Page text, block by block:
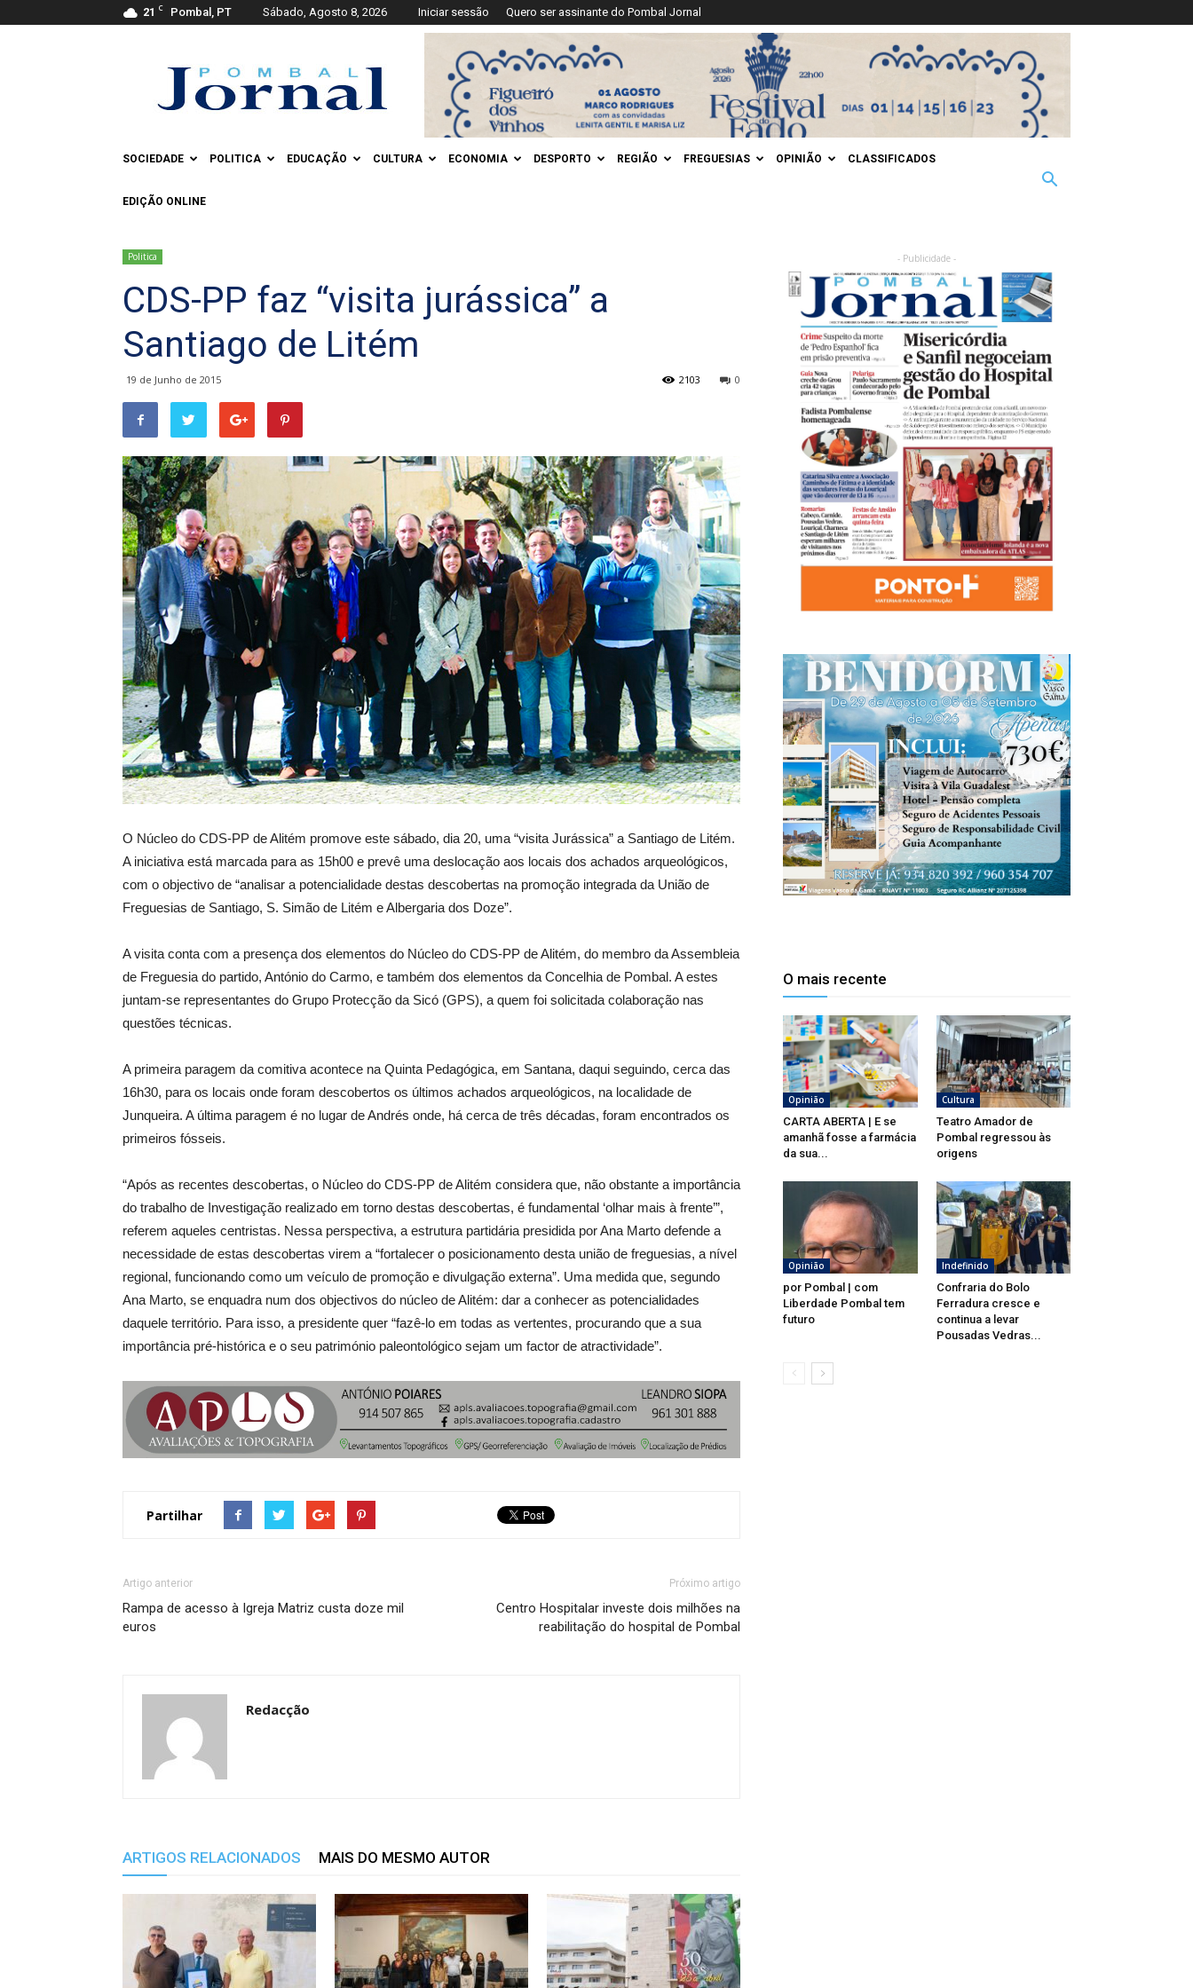
21 C Pombal, PT Sábado, Agosto 8, 2026 Iniciar sessão Quero ser assinante do Pombal Jornal
Jornal
SOCIEDADE POLITICA EDUCAÇÃO CULTURA ECONOMIA DESPORTO REGIÃO FREGUESIAS OPINIÃO CLASSIFICADOS
EDIÇÃO ONLINE
Politica
CDS-PP faz “visita jurássica” a
Santiago de Litém
19 de Junho de 2015 0
2103
O Núcleo do CDS-PP de Alitém promove este sábado, dia 20, uma “visita Jurássica” a Santiago de Litém.
A iniciativa está marcada para as 15h00 e prevê uma deslocação aos locais dos achados arqueológicos,
com o objectivo de “analisar a potencialidade destas descobertas na promoção integrada da União de
Freguesias de Santiago, S. Simão de Litém e Albergaria dos Doze”.
A visita conta com a presença dos elementos do Núcleo do CDS-PP de Alitém, do membro da Assembleia
de Freguesia do partido, António do Carmo, e também dos elementos da Concelhia de Pombal. A estes
juntam-se representantes do Grupo Protecção da Sicó (GPS), a quem foi solicitada colaboração nas
questões técnicas.
A primeira paragem da comitiva acontece na Quinta Pedagógica, em Santana, daqui seguindo, cerca das
16h30, para os locais onde foram descobertos os últimos achados arqueológicos, na localidade de
Junqueira. A última paragem é no lugar de Andrés onde, há cerca de três décadas, foram encontrados os
primeiros fósseis.
“Após as recentes descobertas, o Núcleo do CDS-PP de Alitém considera que, não obstante a importância
do trabalho de Investigação realizado em torno destas descobertas, é fundamental ‘olhar mais à frente’”,
referem aqueles centristas. Nessa perspectiva, a estrutura partidária presidida por Ana Marto defende a
necessidade de estas descobertas virem a “fortalecer o posicionamento desta união de freguesias, a nível
regional, funcionando como um veículo de promoção e divulgação externa”. Uma medida que, segundo
Ana Marto, se enquadra num dos objectivos do núcleo de Alitém: dar a conhecer as potencialidades
daquele território. Para isso, a presidente quer “fazê-lo em todas as vertentes, procurando que a sua
importância pré-histórica e o seu património paleontológico sejam um factor de atractividade”.
Partilhar
Artigo anterior
Rampa de acesso à Igreja Matriz custa doze mil
euros
Próximo artigo
Centro Hospitalar investe dois milhões na
reabilitação do hospital de Pombal
Redacção
ARTIGOS RELACIONADOS MAIS DO MESMO AUTOR
- Publicidade -
O mais recente
Opinião
CARTA ABERTA | E se
amanhã fosse a farmácia
da sua...
Cultura
Teatro Amador de
Pombal regressou às
origens
Opinião
por Pombal | com
Liberdade Pombal tem
futuro
Indefinido
Confraria do Bolo
Ferradura cresce e
continua a levar
Pousadas Vedras...